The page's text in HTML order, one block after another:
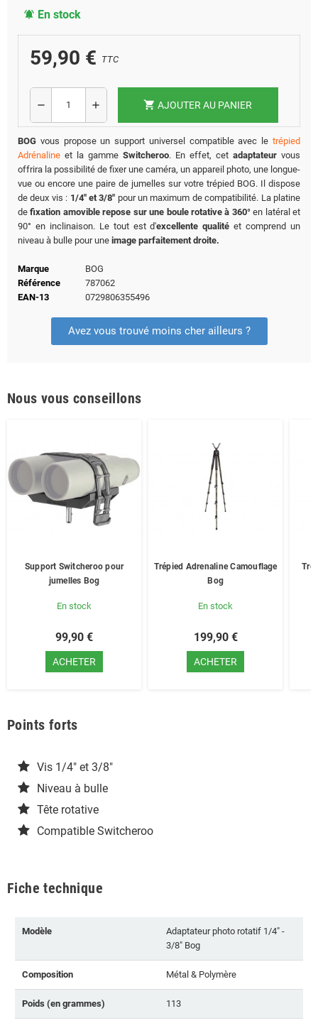
notifications_active En stock
59,90 € TTC
remove add shopping_cart AJOUTER AU PANIER
BOG vous propose un support universel compatible avec le trépied
Adrénaline et la gamme Switcheroo. En effet, cet adaptateur vous
offrira la possibilité de fixer une caméra, un appareil photo, une longue-
vue ou encore une paire de jumelles sur votre trépied BOG. Il dispose
de deux vis : 1/4" et 3/8" pour un maximum de compatibilité. La platine
defixation amovible repose sur une boule rotative à 360°en latéral et
90° en inclinaison. Le tout est d'excellente qualité et comprend un
niveau à bulle pour une image parfaitement droite.
Marque
BOG
Référence
787062
EAN-13
0729806355496
Avez vous trouvé moins cher ailleurs ?
Nous vous conseillons
Support Switcheroo pour
jumelles Bog
En stock
99,90 €
ACHETER
Trépied Adrenaline Camouflage
Bog
En stock
199,90 €
ACHETER
Points forts
Vis 1/4" et 3/8"
Niveau à bulle
Tête rotative
Compatible Switcheroo
Fiche technique
Modèle
Adaptateur photo rotatif 1/4" -
3/8" Bog
Composition Métal & Polymère
Poids (en grammes) 113